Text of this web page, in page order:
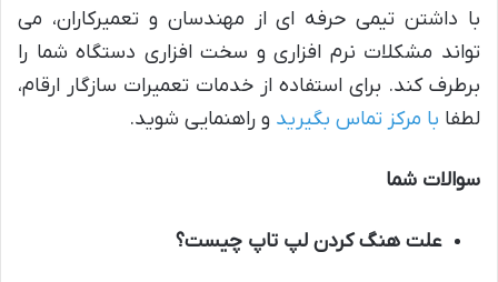
با داشتن تیمی حرفه ای از مهندسان و تعمیرکاران، می
تواند مشکلات نرم افزاری و سخت افزاری دستگاه شما را
برطرف کند. برای استفاده از خدمات تعمیرات سازگار ارقام،
لطفا با مرکز تماس بگیرید و راهنمایی شوید.
سوالات شما
علت هنگ کردن لپ تاپ چیست؟